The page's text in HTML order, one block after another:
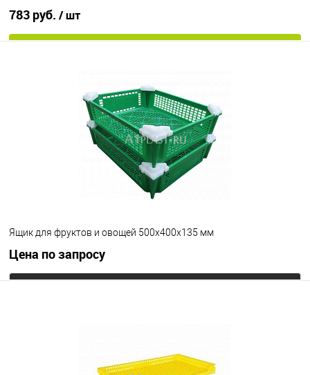
783 руб. / шт
Ящик для фруктов и овощей 500х400х135 мм
Цена по запросу